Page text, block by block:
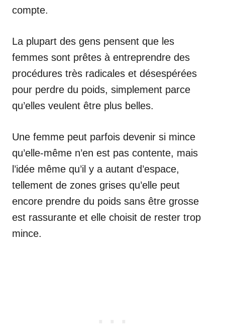
compte.
La plupart des gens pensent que les
femmes sont prêtes à entreprendre des
procédures très radicales et désespérées
pour perdre du poids, simplement parce
qu’elles veulent être plus belles.
Une femme peut parfois devenir si mince
qu’elle-même n’en est pas contente, mais
l’idée même qu’il y a autant d’espace,
tellement de zones grises qu’elle peut
encore prendre du poids sans être grosse
est rassurante et elle choisit de rester trop
mince.